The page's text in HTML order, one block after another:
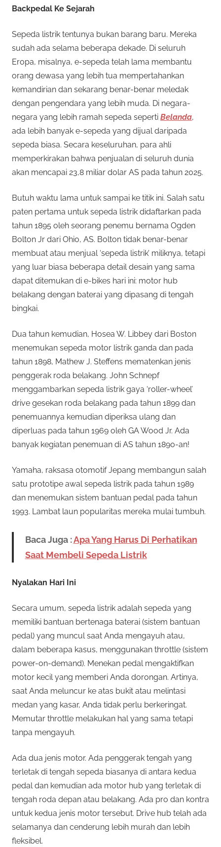
Backpedal Ke Sejarah
Sepeda listrik tentunya bukan barang baru. Mereka
sudah ada selama beberapa dekade. Di seluruh
Eropa, misalnya, e-sepeda telah lama membantu
orang dewasa yang lebih tua mempertahankan
kemandirian dan sekarang benar-benar meledak
dengan pengendara yang lebih muda. Di negara-
negara yang lebih ramah sepeda seperti Belanda,
ada lebih banyak e-sepeda yang dijual daripada
sepeda biasa. Secara keseluruhan, para ahli
memperkirakan bahwa penjualan di seluruh dunia
akan mencapai 23,8 miliar dolar AS pada tahun 2025.
Butuh waktu lama untuk sampai ke titik ini. Salah satu
paten pertama untuk sepeda listrik didaftarkan pada
tahun 1895 oleh seorang penemu bernama Ogden
Bolton Jr dari Ohio, AS. Bolton tidak benar-benar
membuat atau menjual ‘sepeda listrik’ miliknya, tetapi
yang luar biasa beberapa detail desain yang sama
dapat ditemukan di e-bikes hari ini: motor hub
belakang dengan baterai yang dipasang di tengah
bingkai.
Dua tahun kemudian, Hosea W. Libbey dari Boston
menemukan sepeda motor listrik ganda dan pada
tahun 1898, Mathew J. Steffens mematenkan jenis
penggerak roda belakang. John Schnepf
menggambarkan sepeda listrik gaya ‘roller-wheel’
drive gesekan roda belakang pada tahun 1899 dan
penemuannya kemudian diperiksa ulang dan
diperluas pada tahun 1969 oleh GA Wood Jr. Ada
banyak kegiatan penemuan di AS tahun 1890-an!
Yamaha, raksasa otomotif Jepang membangun salah
satu prototipe awal sepeda listrik pada tahun 1989
dan menemukan sistem bantuan pedal pada tahun
1993. Lambat laun popularitas mereka mulai tumbuh.
Baca Juga :Apa Yang Harus Di Perhatikan
Saat Membeli Sepeda Listrik
Nyalakan Hari Ini
Secara umum, sepeda listrik adalah sepeda yang
memiliki bantuan bertenaga baterai (sistem bantuan
pedal) yang muncul saat Anda mengayuh atau,
dalam beberapa kasus, menggunakan throttle (sistem
power-on-demand). Menekan pedal mengaktifkan
motor kecil yang memberi Anda dorongan. Artinya,
saat Anda meluncur ke atas bukit atau melintasi
medan yang kasar, Anda tidak perlu berkeringat.
Memutar throttle melakukan hal yang sama tetapi
tanpa mengayuh.
Ada dua jenis motor. Ada penggerak tengah yang
terletak di tengah sepeda biasanya di antara kedua
pedal dan kemudian ada motor hub yang terletak di
tengah roda depan atau belakang. Ada pro dan kontra
untuk kedua jenis motor tersebut. Drive hub telah ada
selamanya dan cenderung lebih murah dan lebih
fleksibel.